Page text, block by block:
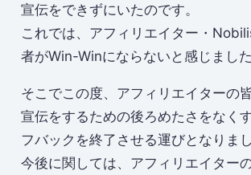
宣伝をできずにいたのです。
これでは、アフィリエイター・
者がWin-Winにならないと感じました
そこでこの度、アフィリエイターの
宣伝をするための後ろめたさをなく
フバックを終了させる運びとなりまし
今後に関しては、アフィリエイター